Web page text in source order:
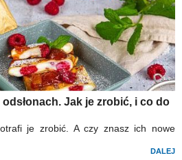
Jak je zrobić, i co do
je zrobić. A czy znasz ich nowe
DALEJ